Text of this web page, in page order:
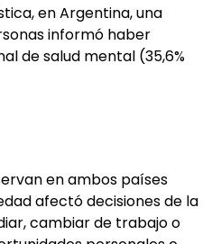
en Argentina, una
informó haber
de salud mental (35,6%
en ambos países
afectó decisiones de la
cambiar de trabajo o